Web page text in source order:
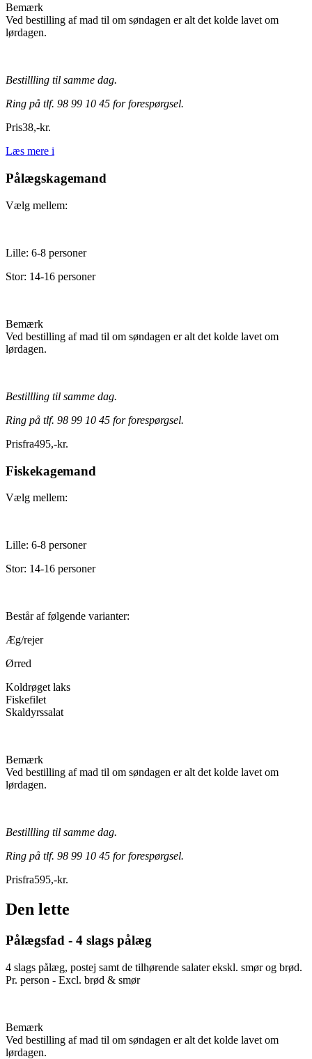
Bemærk
Ved bestilling af mad til om søndagen er alt det kolde lavet om
lørdagen.
Bestillling til samme dag.
Ring på tlf. 98 99 10 45 for forespørgsel.
Pris38,-kr.
Læs mere i
Pålægskagemand
Vælg mellem:
Lille: 6-8 personer
Stor: 14-16 personer
Bemærk
Ved bestilling af mad til om søndagen er alt det kolde lavet om
lørdagen.
Bestillling til samme dag.
Ring på tlf. 98 99 10 45 for forespørgsel.
Prisfra495,-kr.
Fiskekagemand
Vælg mellem:
Lille: 6-8 personer
Stor: 14-16 personer
Består af følgende varianter:
Æg/rejer
Ørred
Koldrøget laks
Fiskefilet
Skaldyrssalat
Bemærk
Ved bestilling af mad til om søndagen er alt det kolde lavet om
lørdagen.
Bestillling til samme dag.
Ring på tlf. 98 99 10 45 for forespørgsel.
Prisfra595,-kr.
Den lette
Pålægsfad - 4 slags pålæg
4 slags pålæg, postej samt de tilhørende salater ekskl. smør og brød.
Pr. person - Excl. brød & smør
Bemærk
Ved bestilling af mad til om søndagen er alt det kolde lavet om
lørdagen.